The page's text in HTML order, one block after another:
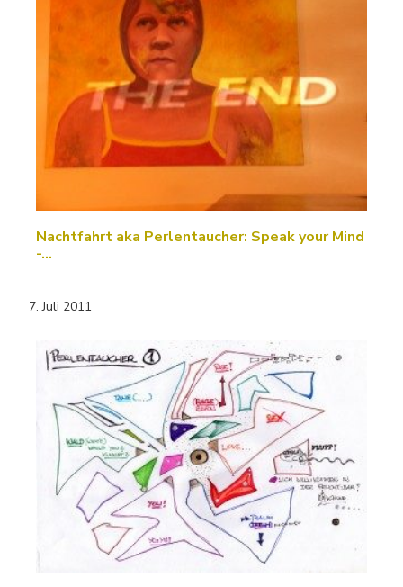
Nachtfahrt aka Perlentaucher: Speak your Mind
-…
7. Juli 2011